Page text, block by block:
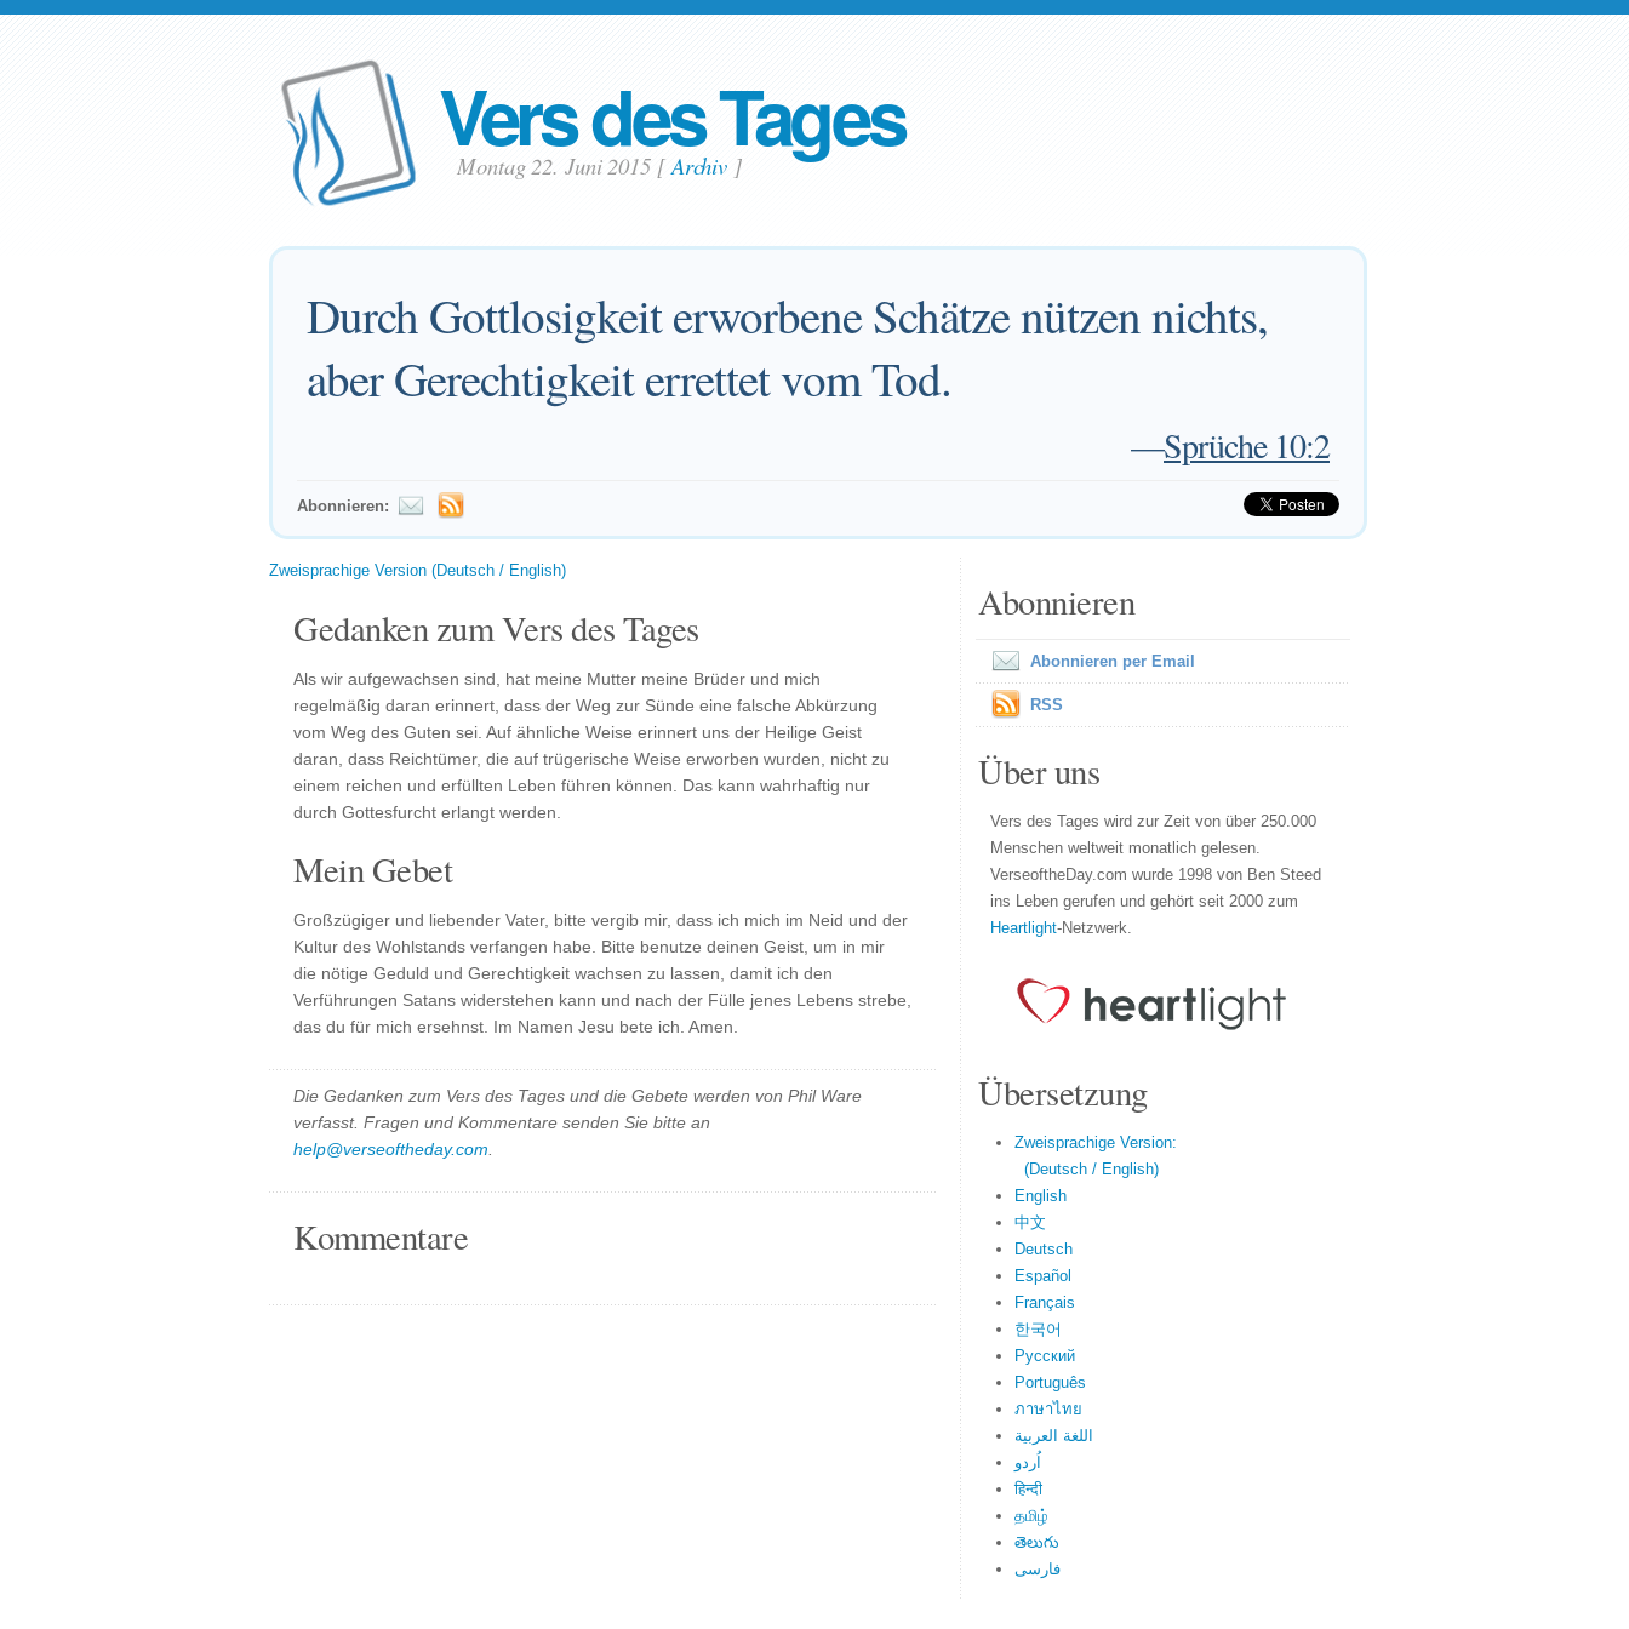
Vers des Tages
Montag 22. Juni 2015 [Archiv ]
Durch Gottlosigkeit erworbene Schätze nützen nichts,
aber Gerechtigkeit errettet vom Tod.
—Sprüche 10:2
Abonnieren:
Zweisprachige Version (Deutsch / English)
Gedanken zum Vers des Tages
Als wir aufgewachsen sind, hat meine Mutter meine Brüder und mich
regelmäßig daran erinnert, dass der Weg zur Sünde eine falsche Abkürzung
vom Weg des Guten sei. Auf ähnliche Weise erinnert uns der Heilige Geist
daran, dass Reichtümer, die auf trügerische Weise erworben wurden, nicht zu
einem reichen und erfüllten Leben führen können. Das kann wahrhaftig nur
durch Gottesfurcht erlangt werden.
Mein Gebet
Großzügiger und liebender Vater, bitte vergib mir, dass ich mich im Neid und der
Kultur des Wohlstands verfangen habe. Bitte benutze deinen Geist, um in mir
die nötige Geduld und Gerechtigkeit wachsen zu lassen, damit ich den
Verführungen Satans widerstehen kann und nach der Fülle jenes Lebens strebe,
das du für mich ersehnst. Im Namen Jesu bete ich. Amen.
Die Gedanken zum Vers des Tages und die Gebete werden von Phil Ware
verfasst. Fragen und Kommentare senden Sie bitte an
help@verseoftheday.com
Kommentare
Abonnieren
Abonnieren per Email
RSS
Über uns
Vers des Tages wird zur Zeit von über 250.000
Menschen weltweit monatlich gelesen.
VerseoftheDay.com wurde 1998 von Ben Steed
ins Leben gerufen und gehört seit 2000 zum
Heartlight-Netzwerk.
Übersetzung
Zweisprachige Version:
(Deutsch / English)
English
中文
Deutsch
Español
Français
한국어
Русский
Português
ภาษาไทย
اللغة العربية
اُردو
हिन्दी
தமிழ்
తెలుగు
فارسی